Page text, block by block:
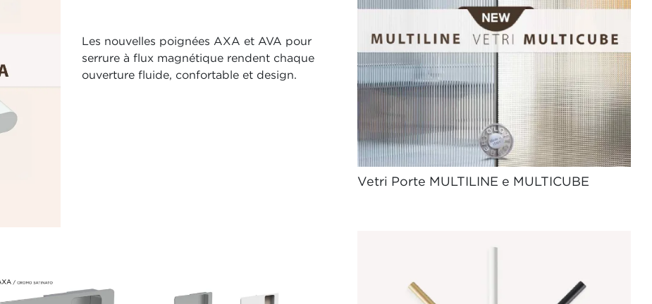
Les nouvelles poignées AXA et AVA pour
serrure à flux magnétique rendent chaque
ouverture fluide, confortable et design.
Vetri Porte MULTILINE e MULTICUBE